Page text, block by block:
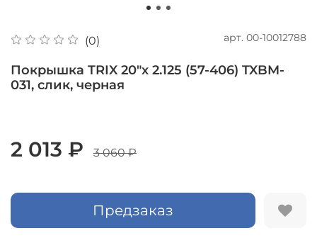
(0) арт. 00-10012788
Покрышка TRIX 20"х 2.125 (57-406) TXBM-
031, слик, черная
2 013 ₽ 3 060 ₽
Предзаказ